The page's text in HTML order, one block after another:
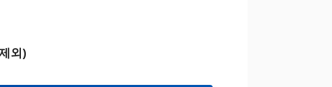
외)